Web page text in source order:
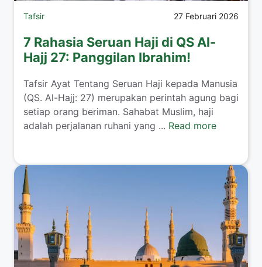
Tafsir 27 Februari 2026
7 Rahasia Seruan Haji di QS Al-
Hajj 27: Panggilan Ibrahim!
Tafsir Ayat Tentang Seruan Haji kepada Manusia
(QS. Al-Hajj: 27) merupakan perintah agung bagi
setiap orang beriman. Sahabat Muslim, haji
adalah perjalanan ruhani yang ... Read more